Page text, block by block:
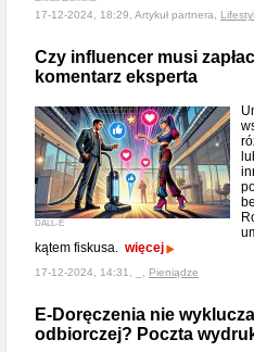
17-12-2024, 18:29, Artykuł partnera,
Czy influencer musi
komentarz eksperta
DALL-E
kątem fiskusa. więcej
17-12-2024, 14:31, _, Pieniądze
E-Doręczenia nie
odbiorczej? Poczta